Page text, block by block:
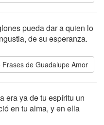
pueda dar a quien lo
de su esperanza.
Frases de Guadalupe Amor
era ya de tu espíritu un
en tu alma, y en ella